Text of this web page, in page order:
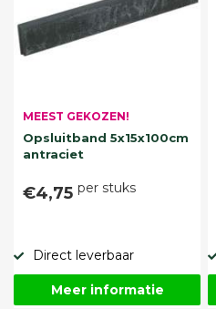
MEEST GEKOZEN!
Opsluitband 5x15x100cm
antraciet
€4,75 per stuks
Direct leverbaar
Meer informatie